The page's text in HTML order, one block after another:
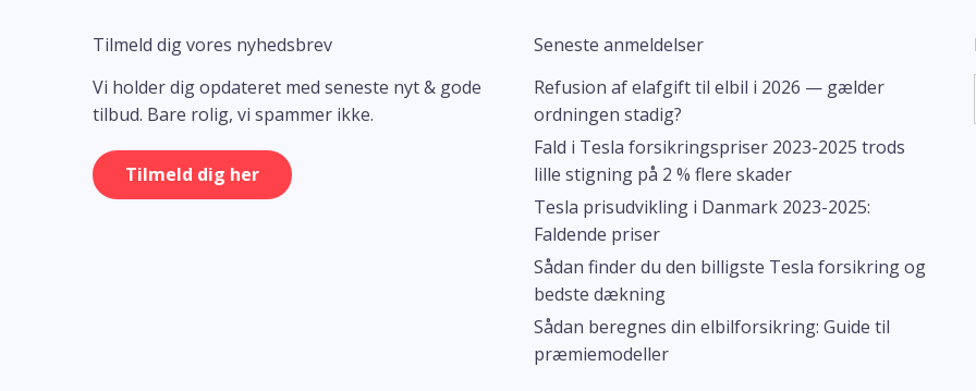
Tilmeld dig vores nyhedsbrev
Vi holder dig opdateret med seneste nyt & gode
tilbud. Bare rolig, vi spammer ikke.
Tilmeld dig her
Seneste anmeldelser
Refusion af elafgift til elbil i 2026 — gælder
ordningen stadig?
Fald i Tesla forsikringspriser 2023-2025 trods
lille stigning på 2 % flere skader
Tesla prisudvikling i Danmark 2023-2025:
Faldende priser
Sådan finder du den billigste Tesla forsikring og
bedste dækning
Sådan beregnes din elbilforsikring: Guide til
præmiemodeller